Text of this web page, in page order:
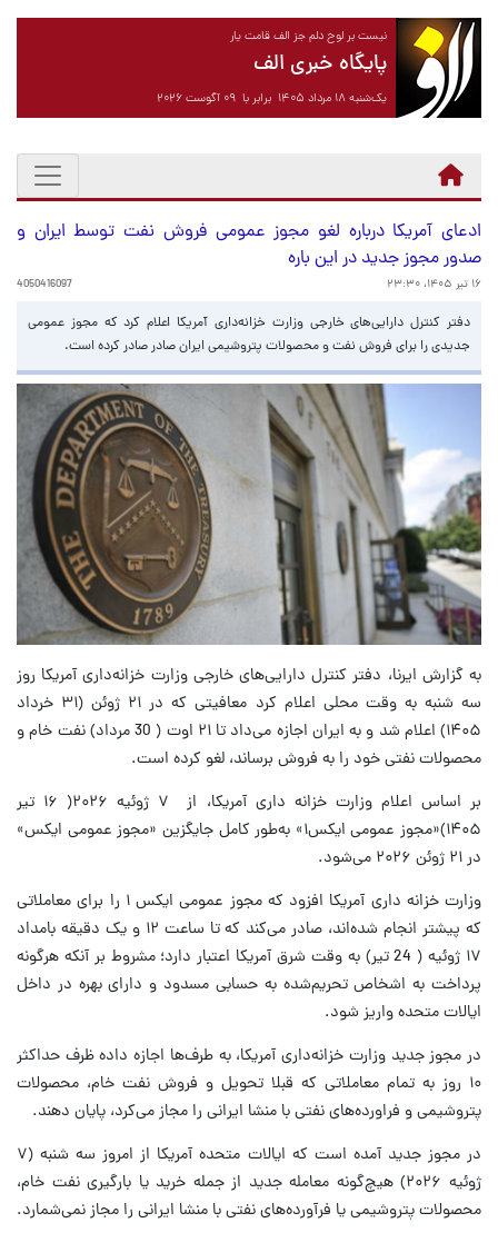
نیست بر لوح دلم جز الف قامت یار
پایگاه خبری الف
یک‌شنبه ۱۸ مرداد ۱۴۰۵ برابر با ۰۹ آگوست ۲۰۲۶
ادعای آمریکا درباره لغو مجوز عمومی فروش نفت توسط ایران و
صدور مجوز جدید در این باره
۱۶ تیر ۱۴۰۵، ۲۳:۳۰ 4050416097
دفتر کنترل دارایی‌های خارجی وزارت خزانه‌داری آمریکا اعلام کرد که مجوز عمومی
جدیدی را برای فروش نفت و محصولات پتروشیمی ایران صادر صادر کرده است.
به گزارش ایرنا، دفتر کنترل دارایی‌های خارجی وزارت خزانه‌داری آمریکا روز
سه شنبه به وقت محلی اعلام کرد معافیتی که در ۲۱ ژوئن (۳۱ خرداد
۱۴۰۵) اعلام شد و به ایران اجازه می‌داد تا ۲۱ اوت ( 30 مرداد) نفت خام و
محصولات نفتی خود را به فروش برساند، لغو کرده است.
بر اساس اعلام وزارت خزانه داری آمریکا، از ۷ ژوئیه ۲۰۲۶( ۱۶ تیر
۱۴۰۵)«مجوز عمومی ایکس۱» به‌طور کامل جایگزین «مجوز عمومی ایکس»
در ۲۱ ژوئن ۲۰۲۶ می‌شود.
وزارت خزانه داری آمریکا افزود که مجوز عمومی ایکس ۱ را برای معاملاتی
که پیشتر انجام شده‌اند، صادر می‌کند که تا ساعت ۱۲ و یک دقیقه بامداد
۱۷ ژوئیه ( 24 تیر) به وقت شرق آمریکا اعتبار دارد؛ مشروط بر آنکه هرگونه
پرداخت به اشخاص تحریم‌شده به حسابی مسدود و دارای بهره در داخل
ایالات متحده واریز شود.
در مجوز جدید وزارت خزانه‌داری آمریکا، به طرف‌ها اجازه داده ظرف حداکثر
۱۰ روز به تمام معاملاتی که قبلا تحویل و فروش نفت خام، محصولات
پتروشیمی و فراورده‌های نفتی با منشا ایرانی را مجاز می‌کرد، پایان دهند.
در مجوز جدید آمده است که ایالات متحده آمریکا از امروز سه شنبه (۷
ژوئیه ۲۰۲۶) هیچ‌گونه معامله جدید از جمله خرید یا بارگیری نفت خام،
محصولات پتروشیمی یا فرآورده‌های نفتی با منشا ایرانی را مجاز نمی‌شمارد.